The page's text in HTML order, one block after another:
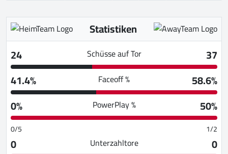
Statistiken
24
Schüsse auf Tor
37
41.4%
Faceoff %
58.6%
0%
PowerPlay % 50%
0/5 1/2
0 Unterzahltore
0